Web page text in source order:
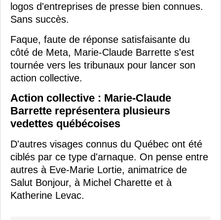
logos d'entreprises de presse bien connues.
Sans succès.
Faque, faute de réponse satisfaisante du
côté de Meta, Marie-Claude Barrette s'est
tournée vers les tribunaux pour lancer son
action collective.
Action collective : Marie-Claude
Barrette représentera plusieurs
vedettes québécoises
D'autres visages connus du Québec ont été
ciblés par ce type d'arnaque. On pense entre
autres à Eve-Marie Lortie, animatrice de
Salut Bonjour, à Michel Charette et à
Katherine Levac.